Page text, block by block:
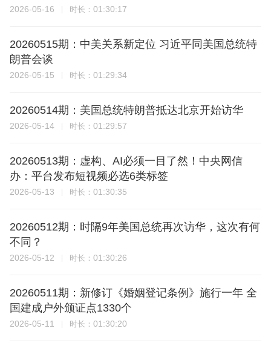
2026-05-16 时长： 01:30:17
20260515期：中美关系新定位 习近平同美国总统特
朗普会谈
2026-05-15 时长： 01:29:34
20260514期：美国总统特朗普抵达北京开始访华
2026-05-14 时长： 01:29:57
20260513期：虚构、AI必须一目了然！中央网信
办：平台发布短视频必选6类标签
2026-05-13 时长： 01:30:35
20260512期：时隔9年美国总统再次访华，这次有何
不同？
2026-05-12 时长： 01:30:26
20260511期：新修订《婚姻登记条例》施行一年 全
国建成户外颁证点1330个
2026-05-11 时长： 01:30:20